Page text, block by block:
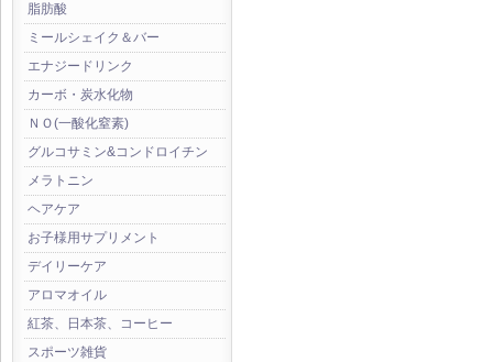
脂肪酸
ミールシェイク＆バー
エナジードリンク
カーボ・炭水化物
ＮＯ(一酸化窒素)
グルコサミン&コンドロイチン
メラトニン
ヘアケア
お子様用サプリメント
デイリーケア
アロマオイル
紅茶、日本茶、コーヒー
スポーツ雑貨